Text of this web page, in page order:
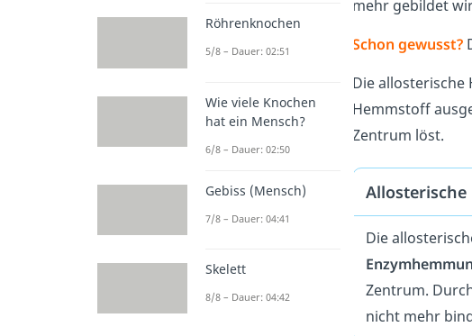
mehr gebildet
Schon gewusst?
Die
Hemmstoff
Zentrum löst.
Die
Zentrum.
nicht mehr
Röhrenknochen
5/8 – Dauer: 02:51
Wie viele Knochen
hat ein Mensch?
6/8 – Dauer: 02:50
Gebiss (Mensch)
7/8 – Dauer: 04:41
Skelett
8/8 – Dauer: 04:42